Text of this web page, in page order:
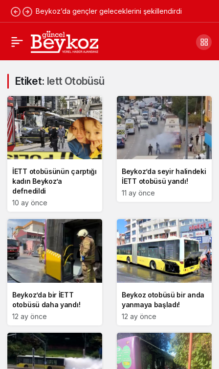
Beykoz’da gençler geleceklerini şekillendirdi
Etiket: Iett Otobüsü
İETT otobüsünün çarptığı
kadın Beykoz’a
defnedildi
10 ay önce
Beykoz’da seyir halindeki
İETT otobüsü yandı!
11 ay önce
Beykoz’da bir İETT
otobüsü daha yandı!
12 ay önce
Beykoz otobüsü bir anda
yanmaya başladı!
12 ay önce